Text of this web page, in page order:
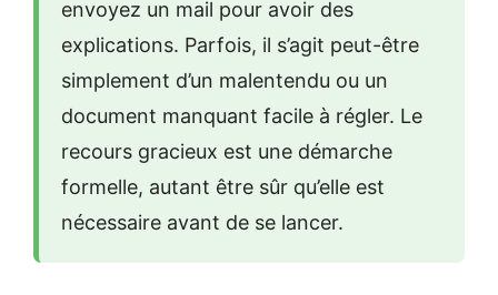
envoyez un mail pour avoir des
explications. Parfois, il s’agit peut-être
simplement d’un malentendu ou un
document manquant facile à régler. Le
recours gracieux est une démarche
formelle, autant être sûr qu’elle est
nécessaire avant de se lancer.